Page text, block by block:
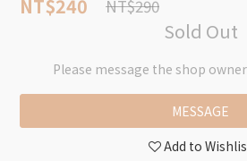
NT$240 NT$290
Sold Out
Please message the shop
MESSAGE
Add to